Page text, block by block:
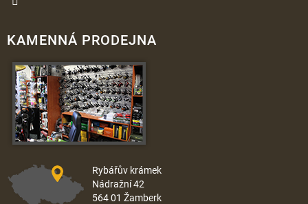
KAMENNÁ PRODEJNA
Rybářův krámek
Nádražní 42
564 01 Žamberk